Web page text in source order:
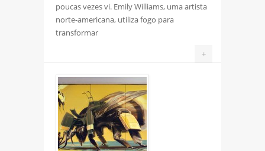
poucas vezes vi. Emily Williams, uma artista
norte-americana, utiliza fogo para
transformar
+